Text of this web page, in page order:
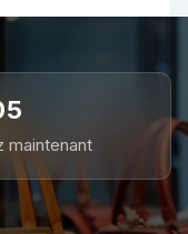
maintenant